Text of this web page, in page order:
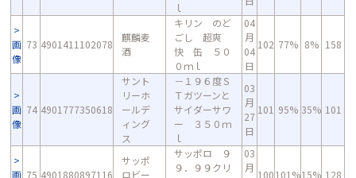
ｌ
画
像
73 4901411102078
麒麟麦
酒
キリン のど
ごし 超爽
快 缶 ５０
０ｍｌ
04
月
04
日
102 77% 8% 158
画
像
74 4901777350618
サント
リーホ
ールデ
ィング
ス
－１９６度Ｓ
Ｔガツーンと
サイダーサワ
ー ３５０ｍ
ｌ
03
月
27
日
101 95% 35% 101
画 75 4901880897116
サッポ
ロビー
サッポロ ９
９．９９クリ
03
月
100101%15% 128